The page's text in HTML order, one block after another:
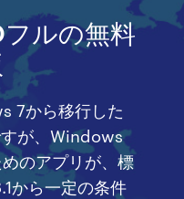
ルの無料
7から移行した
が、Windows
のアプリが、標
から一定の条件